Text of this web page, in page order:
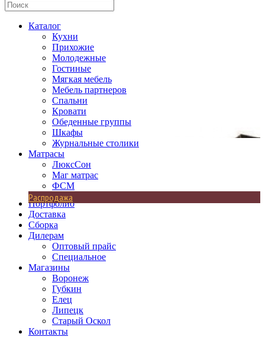
Каталог
Кухни
Прихожие
Молодежные
Гостиные
Мягкая мебель
Мебель партнеров
Спальни
Кровати
Обеденные группы
Шкафы
Журнальные столики
Матрасы
ЛюксСон
Маг матрас
ФСМ
Распродажа
Портфолио
Доставка
Сборка
Дилерам
Оптовый прайс
Специальное
Магазины
Воронеж
Губкин
Елец
Липецк
Старый Оскол
Контакты